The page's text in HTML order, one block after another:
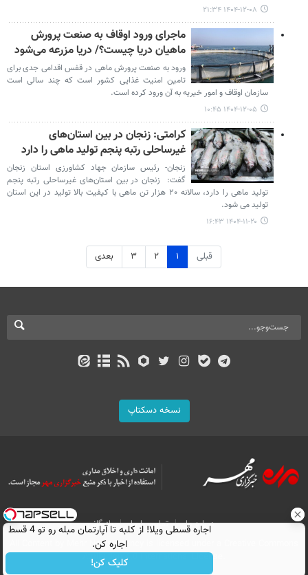
۱۴۰۴-۱۲-۰۸ ۲۱:۳۴
ماجرای ورود اوقاف به صنعت پرورش
ماهیان دریا چیست؟/ دریا مزرعه می‌شود
ورود به صنعت پرورش ماهی در قفس اقدامی جدی برای
تامین امنیت غذایی کشور است که چند سالی است
سازمان اوقاف و امور خیریه به آن ورود کرده است.
۱۴۰۴-۱۲-۰۵ ۱۰:۴۵
کرامتی: زنجان در بین استان‌های
غیرساحلی رتبه پنجم تولید ماهی را دارد
زنجان- رئیس سازمان جهاد کشاورزی استان زنجان
گفت: زنجان در بین استان‌های غیرساحلی رتبه پنجم
تولید ماهی را دارد، سالانه ۲۰ هزار تن ماهی با کیفیت بالا تولید در این استان
تولید می شود.
۱۴۰۴-۱۱-۲۰ ۱۶:۴۳
قبلی ۱ ۲ ۳ بعدی
نسخه دسکتاپ
درباره ما تماس با ما
بازرگانی
All Content by Mehr News Agency is licensed under a Creative Commons
Attribution 4.0 International License.
اجاره‌ قسطی ویلا! از کلبه تا آپارتمان مبله رو تو 4 قسط
اجاره کن.
کلیک کن!